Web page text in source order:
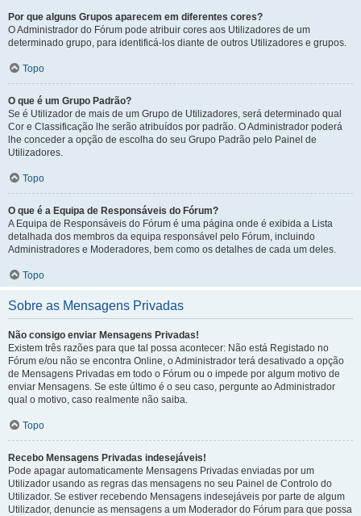
Por que alguns Grupos aparecem em diferentes cores?
O Administrador do Fórum pode atribuir cores aos Utilizadores de um
determinado grupo, para identificá-los diante de outros Utilizadores e grupos.
Topo
O que é um Grupo Padrão?
Se é Utilizador de mais de um Grupo de Utilizadores, será determinado qual
Cor e Classificação lhe serão atribuídos por padrão. O Administrador poderá
lhe conceder a opção de escolha do seu Grupo Padrão pelo Painel de
Utilizadores.
Topo
O que é a Equipa de Responsáveis do Fórum?
A Equipa de Responsáveis do Fórum é uma página onde é exibida a Lista
detalhada dos membros da equipa responsável pelo Fórum, incluindo
Administradores e Moderadores, bem como os detalhes de cada um deles.
Topo
Sobre as Mensagens Privadas
Não consigo enviar Mensagens Privadas!
Existem três razões para que tal possa acontecer: Não está Registado no
Fórum e/ou não se encontra Online, o Administrador terá desativado a opção
de Mensagens Privadas em todo o Fórum ou o impede por algum motivo de
enviar Mensagens. Se este último é o seu caso, pergunte ao Administrador
qual o motivo, caso realmente não saiba.
Topo
Recebo Mensagens Privadas indesejáveis!
Pode apagar automaticamente Mensagens Privadas enviadas por um
Utilizador usando as regras das mensagens no seu Painel de Controlo do
Utilizador. Se estiver recebendo Mensagens indesejáveis por parte de algum
Utilizador, denuncie as mensagens a um Moderador do Fórum para que possa